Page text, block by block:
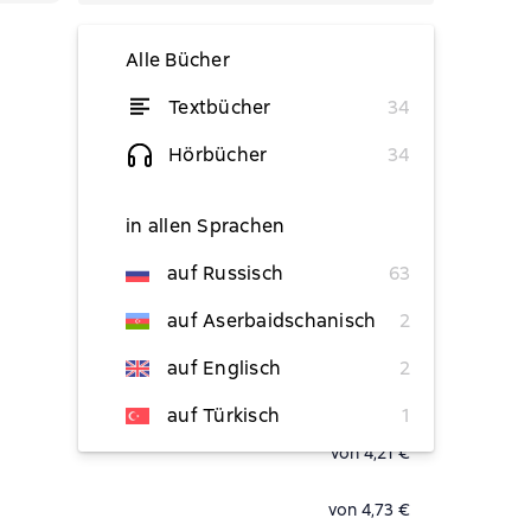
Alle Bücher
Textbücher
34
Hörbücher
34
in allen Sprachen
auf Russisch
63
auf Aserbaidschanisch
2
auf Englisch
2
auf Türkisch
1
von 0,01 €
von 4,73 €
von 5,79 €
von 4,21 €
von 4,73 €